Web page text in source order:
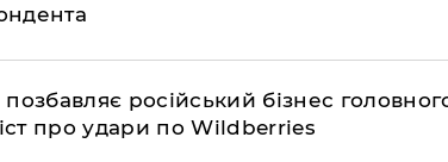
позбавляє російський бізнес
про удари по Wildberries